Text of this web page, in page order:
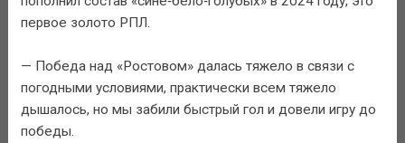
первое золото РПЛ.
— Победа над «Ростовом» далась тяжело в связи с
погодными условиями, практически всем тяжело
дышалось, но мы забили быстрый гол и довели игру до
победы.